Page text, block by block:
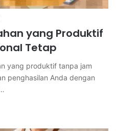
yang Produktif
Tetap
yang produktif tanpa jam
penghasilan Anda dengan